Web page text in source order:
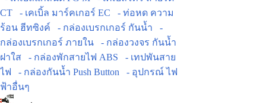
CT
- เคเบิ้ล มาร์คเกอร์ EC
- ท่อหด ความ
ร้อน ฮีทซิงค์
- กล่องเบรกเกอร์ กันน้ำ
-
กล่องเบรกเกอร์ ภายใน
- กล่องวงจร กันน้ำ
ฝาใส
- กล่องพักสายไฟ ABS
- เทปพันสาย
ไฟ
- กล่องกันน้ำ Push Button
- อุปกรณ์ ไฟ
ฟ้าอื่นๆ